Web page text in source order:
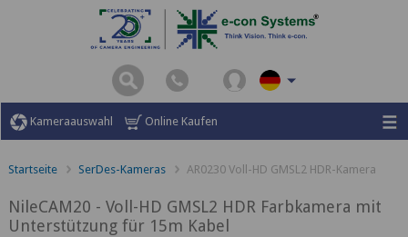
Kameraauswahl Online Kaufen
Startseite SerDes-Kameras AR0230 Voll-HD GMSL2 HDR-Kamera
NileCAM20 - Voll-HD GMSL2 HDR Farbkamera mit
Unterstützung für 15m Kabel